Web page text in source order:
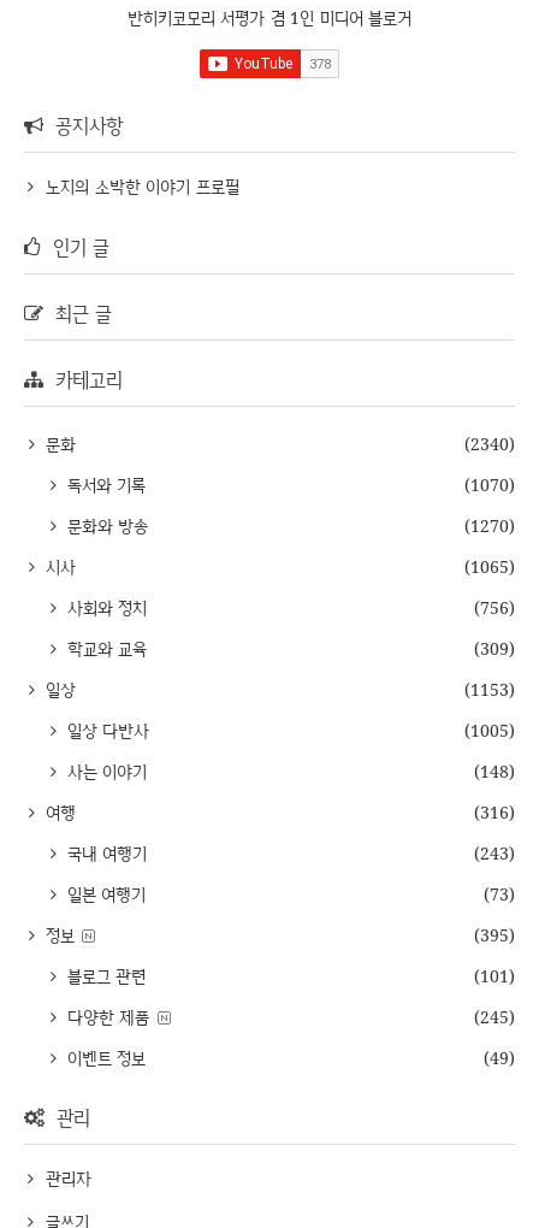
반히키코모리 서평가 겸 1인 미디어 블로거
공지사항
노지의 소박한 이야기 프로필
인기 글
최근 글
카테고리
문화
(2340)
독서와 기록
(1070)
문화와 방송
(1270)
시사
(1065)
사회와 정치
(756)
학교와 교육
(309)
일상
(1153)
일상 다반사
(1005)
사는 이야기
(148)
여행
(316)
국내 여행기
(243)
일본 여행기
(73)
정보
(395)
블로그 관련
(101)
다양한 제품
(245)
이벤트 정보
(49)
관리
관리자
글쓰기